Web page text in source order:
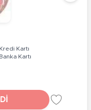
Kredi Kartı
Banka Kartı